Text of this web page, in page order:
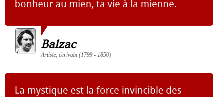
bonheur au mien, ta vie à la mienne.
Balzac
Artiste, écrivain (1799 - 1850)
La mystique est la force invincible des